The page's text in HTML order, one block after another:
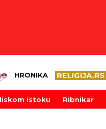
HRONIKA
istoku Ribnikar